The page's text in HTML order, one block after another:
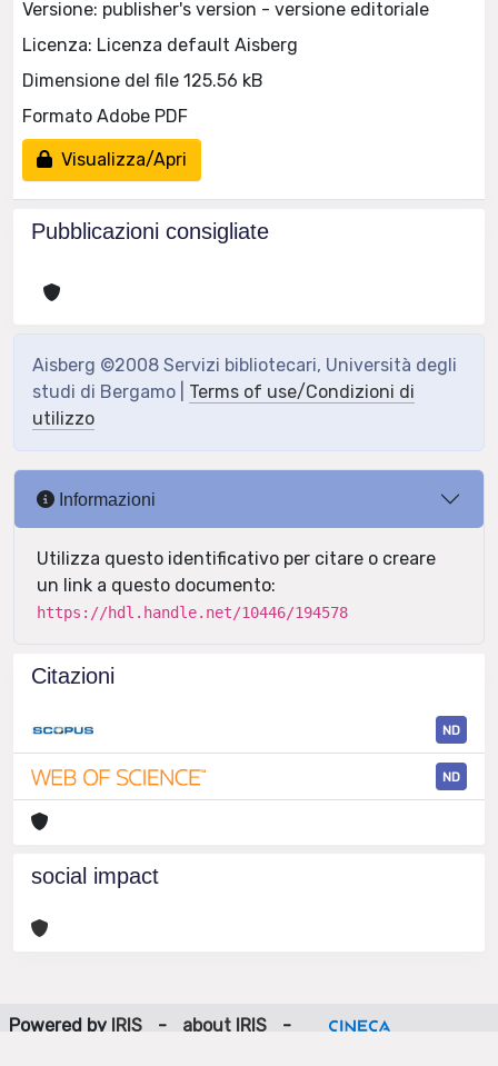
Versione: publisher's version - versione editoriale
Licenza: Licenza default Aisberg
Dimensione del file 125.56 kB
Formato Adobe PDF
Visualizza/Apri
Pubblicazioni consigliate
Aisberg ©2008 Servizi bibliotecari, Università degli
studi di Bergamo | Terms of use/Condizioni di
utilizzo
Informazioni
Utilizza questo identificativo per citare o creare
un link a questo documento:
https://hdl.handle.net/10446/194578
Citazioni
ND
ND
social impact
Powered by IRIS - about IRIS
-